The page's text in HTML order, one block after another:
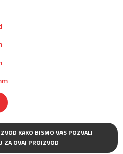
KAKO BISMO VAS POZVALI
I/ILI POSLALI CENU ZA OVAJ PROIZVOD